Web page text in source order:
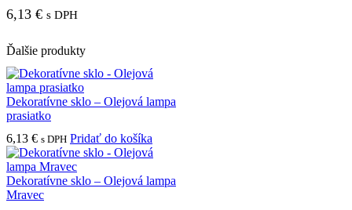
6,13 € s DPH
Ďalšie produkty
Dekoratívne sklo – Olejová lampa
prasiatko
6,13 € s DPH Pridať do košíka
Dekoratívne sklo – Olejová lampa
Mravec